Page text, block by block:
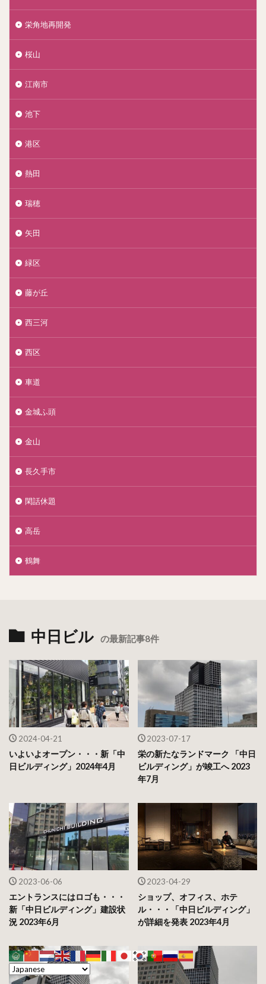
栄角地再開発
桜山
江南市
池下
港区
熱田
瑞穂
矢田
緑区
藤が丘
西三河
西区
車道
金城ふ頭
金山
長久手市
閑話休題
高岳
鶴舞
中日ビル の最新記事8件
2024-04-21
いよいよオープン・・・新「中
日ビルディング」2024年4月
2023-07-17
栄の新たなランドマーク 「中日
ビルディング」が竣工へ 2023
年7月
2023-06-06
エントランスにはロゴも・・・
新「中日ビルディング」建設状
況 2023年6月
2023-04-29
ショップ、オフィス、ホテ
ル・・・「中日ビルディング」
が詳細を発表 2023年4月